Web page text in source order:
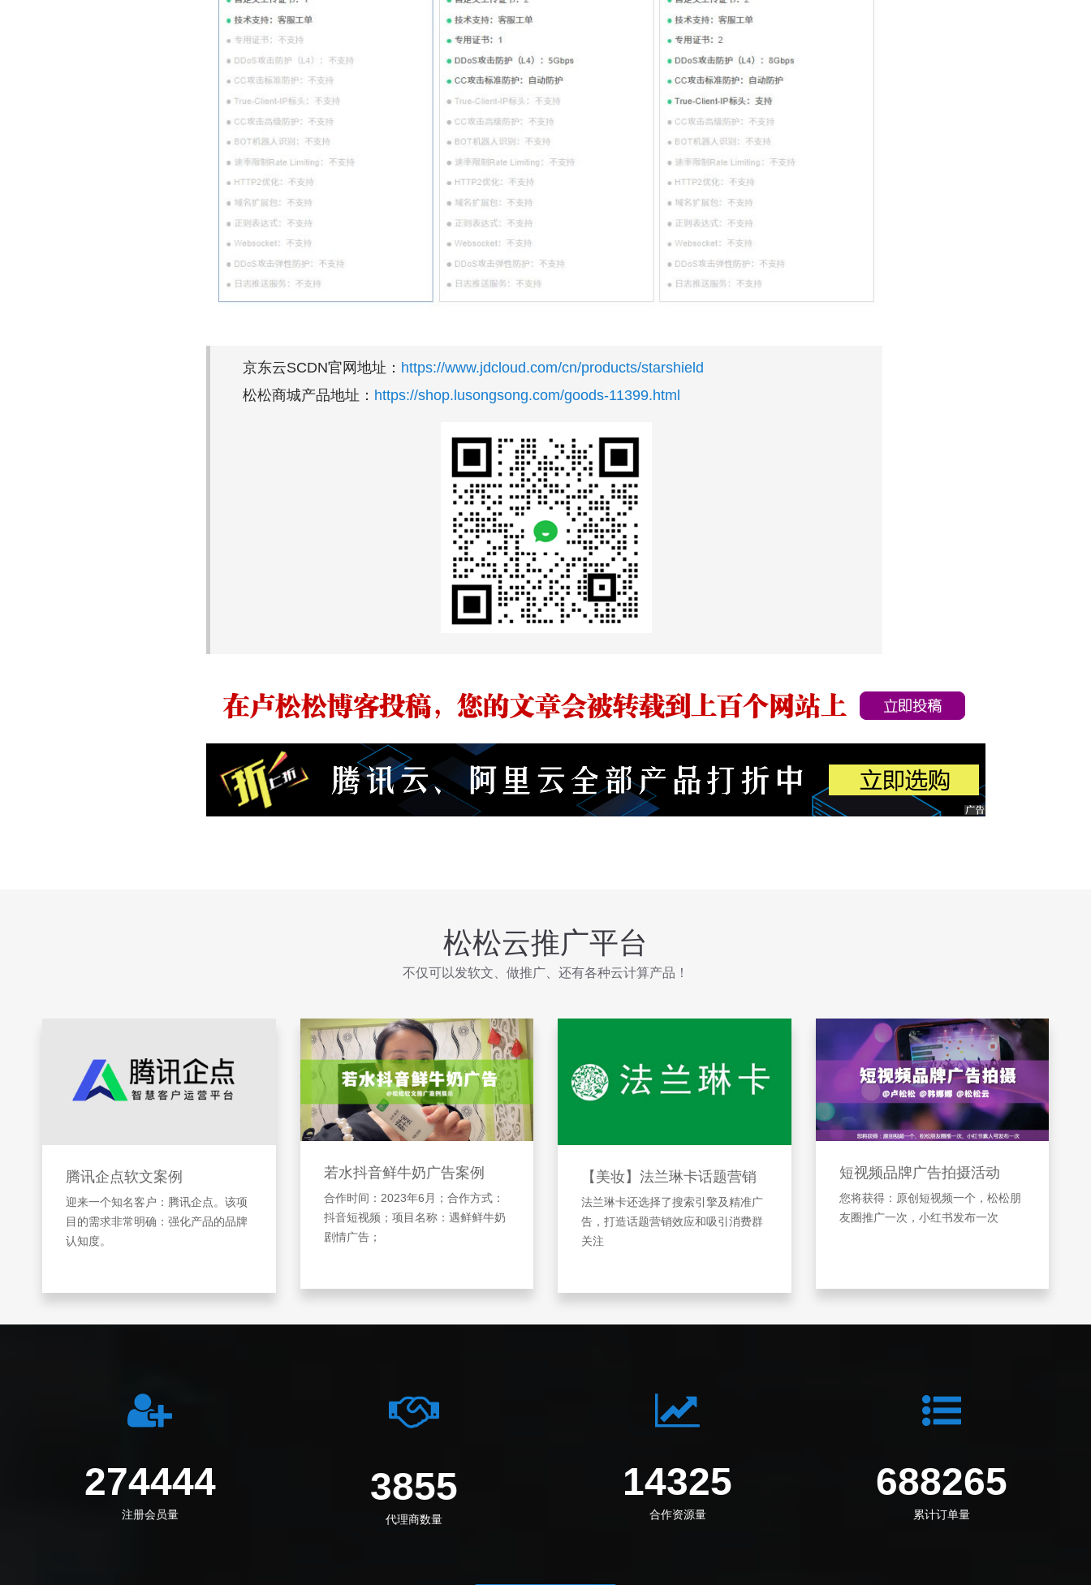
京东云SCDN官网地址： https://www.jdcloud.com/cn/products/starshield
松松商城产品地址： https://shop.lusongsong.com/goods-11399.html
松松云推广平台
不仅可以发软文、做推广、还有各种云计算产品！
腾讯企点软文案例
迎来一个知名客户：腾讯企点。该项
目的需求非常明确：强化产品的品牌
认知度。
若水抖音鲜牛奶广告案例
合作时间：2023年6月；合作方式：
抖音短视频；项目名称：遇鲜鲜牛奶
剧情广告；
【美妆】法兰琳卡话题营销
法兰琳卡还选择了搜索引擎及精准广
告，打造话题营销效应和吸引消费群
关注
短视频品牌广告拍摄活动
您将获得：原创短视频一个，松松朋
友圈推广一次，小红书发布一次
274444
注册会员量
3855
代理商数量
14325
合作资源量
688265
累计订单量